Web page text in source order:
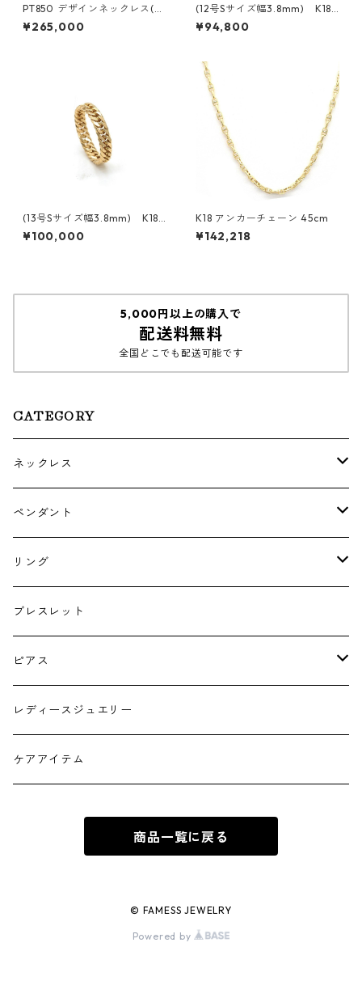
PT850 デザインネックレス(F1
33)
¥265,000
(12号Sサイズ幅3.8mm) K18
イエローゴールド 6面ダブル喜
平リング
¥94,800
(13号Sサイズ幅3.8mm) K18
イエローゴールド 6面ダブル喜
平リング
¥100,000
K18 アンカーチェーン 45cm
¥142,218
5,000円以上の購入で
配送料無料
全国どこでも配送可能です
CATEGORY
ネックレス
ゴールド・プラチナ
シルバー
ペンダント
ゴールド
シルバー
リング
ゴールド
シルバー
ブレスレット
ピアス
ゴールド フープタイプ
シルバー フープタイプ
シルバー スタッドピアス
レディースジュエリー
ケアアイテム
商品一覧に戻る
© FAMESS JEWELRY
Powered by